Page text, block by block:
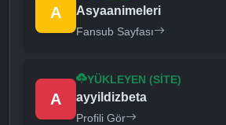
A Asyaanimeleri
Fansub Sayfası
A
YÜKLEYEN (SITE)
ayyildizbeta
Profili Gör